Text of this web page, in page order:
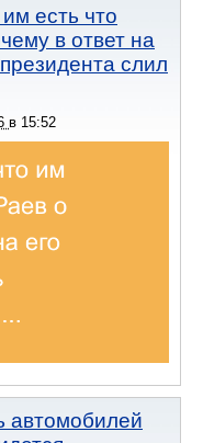
есть что
в ответ на
слил
в 15:52
автомобилей